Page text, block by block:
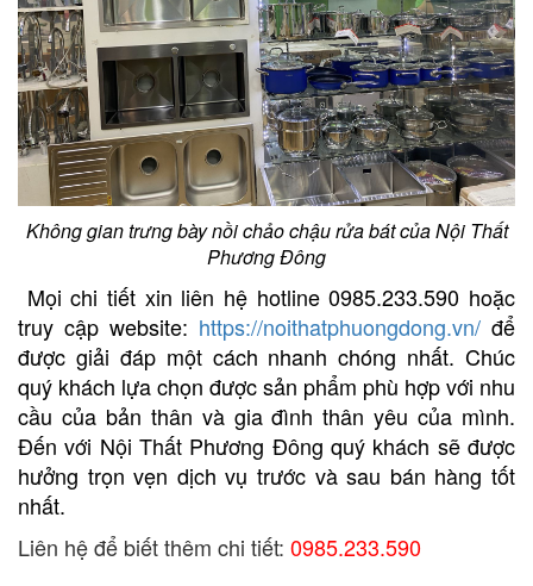
Không gian trưng bày nồi chảo chậu rửa bát của Nội Thất
Phương Đông
Mọi chi tiết xin liên hệ hotline 0985.233.590 hoặc
truy cập website: https://noithatphuongdong.vn/ để
được giải đáp một cách nhanh chóng nhất. Chúc
quý khách lựa chọn được sản phẩm phù hợp với nhu
cầu của bản thân và gia đình thân yêu của mình.
Đến với Nội Thất Phương Đông quý khách sẽ được
hưởng trọn vẹn dịch vụ trước và sau bán hàng tốt
nhất.
Liên hệ để biết thêm chi tiết: 0985.233.590